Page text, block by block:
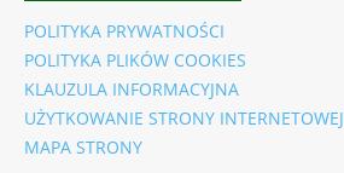
POLITYKA PRYWATNOŚCI
POLITYKA PLIKÓW COOKIES
KLAUZULA INFORMACYJNA
UŻYTKOWANIE STRONY INTERNETOWEJ
MAPA STRONY